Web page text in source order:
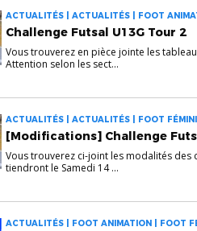
ACTUALITÉS | ACTUALITÉS | FOOT
Challenge Futsal U13G Tour 2
Vous trouverez en pièce jointe les
Attention selon les sect...
ACTUALITÉS | ACTUALITÉS | FOOT
[Modifications] Challenge
Vous trouverez ci-joint les modalités des
tiendront le Samedi 14 ...
ACTUALITÉS | FOOT ANIMATION | FOOT